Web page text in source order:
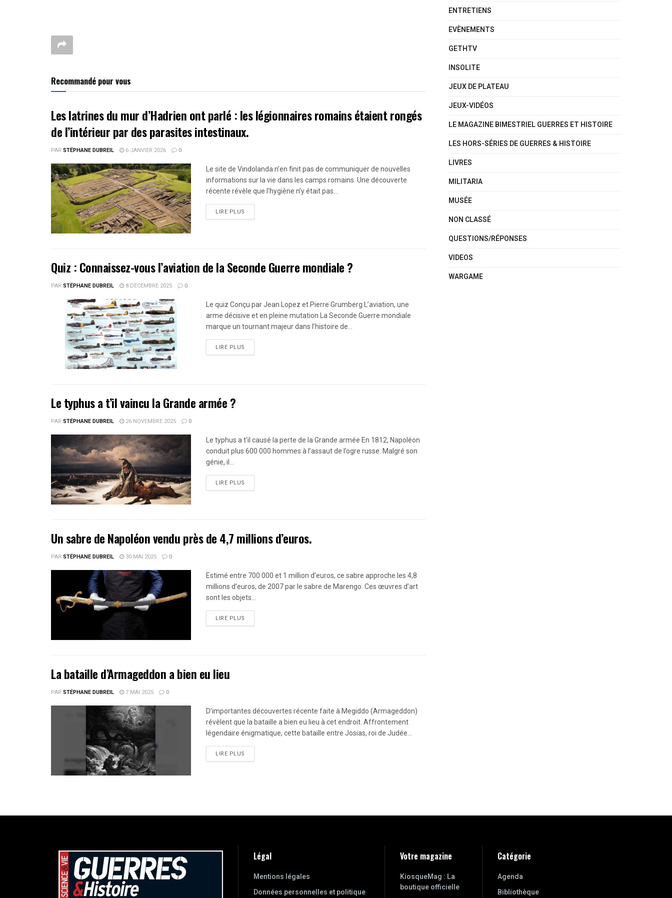
Recommandé pour vous
Les latrines du mur d’Hadrien ont parlé : les légionnaires romains étaient rongés
de l’intérieur par des parasites intestinaux.
PAR STÉPHANE DUBREIL 6 JANVIER 2026 0
Le site de Vindolanda n’en finit pas de communiquer de nouvelles
informations sur la vie dans les camps romains. Une découverte
récente révèle que l’hygiène n’y était pas...
LIRE PLUS
Quiz : Connaissez-vous l’aviation de la Seconde Guerre mondiale ?
PAR STÉPHANE DUBREIL 8 DÉCEMBRE 2025 0
Le quiz Conçu par Jean Lopez et Pierre Grumberg L’aviation, une
arme décisive et en pleine mutation La Seconde Guerre mondiale
marque un tournant majeur dans l’histoire de...
LIRE PLUS
Le typhus a t’il vaincu la Grande armée ?
PAR STÉPHANE DUBREIL 26 NOVEMBRE 2025 0
Le typhus a t'il causé la perte de la Grande armée En 1812, Napoléon
conduit plus 600 000 hommes à l’assaut de l’ogre russe. Malgré son
génie, il...
LIRE PLUS
Un sabre de Napoléon vendu près de 4,7 millions d’euros.
PAR STÉPHANE DUBREIL 30 MAI 2025 0
Estimé entre 700 000 et 1 million d’euros, ce sabre approche les 4,8
millions d’euros, de 2007 par le sabre de Marengo. Ces œuvres d’art
sont les objets...
LIRE PLUS
La bataille d’Armageddon a bien eu lieu
PAR STÉPHANE DUBREIL 7 MAI 2025 0
D’importantes découvertes récente faite à Megiddo (Armageddon)
révèlent que la bataille a bien eu lieu à cet endroit. Affrontement
légendaire énigmatique, cette bataille entre Josias, roi de Judée...
LIRE PLUS
ENTRETIENS
EVÈNEMENTS
GETHTV
INSOLITE
JEUX DE PLATEAU
JEUX-VIDÉOS
LE MAGAZINE BIMESTRIEL GUERRES ET HISTOIRE
LES HORS-SÉRIES DE GUERRES & HISTOIRE
LIVRES
MILITARIA
MUSÉE
NON CLASSÉ
QUESTIONS/RÉPONSES
VIDEOS
WARGAME
Légal
Mentions légales
Données personnelles et politique
Votre magazine
KiosqueMag : La
boutique officielle
Catégorie
Agenda
Bibliothèque